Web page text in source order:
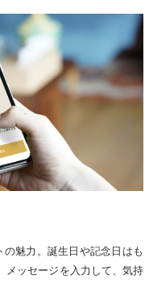
魅力。誕生日や記念日はも
メッセージを入力して、気持